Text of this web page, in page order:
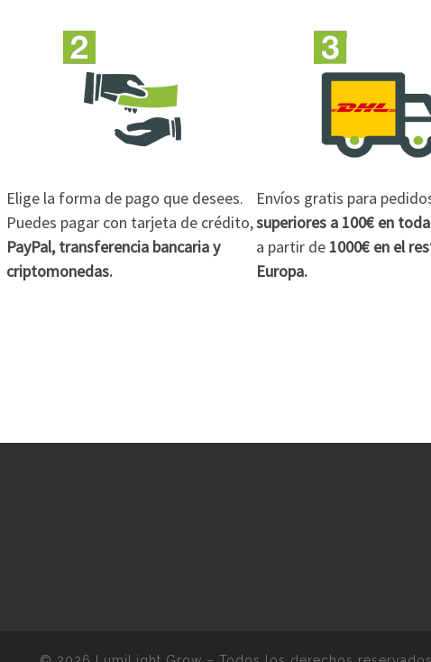
Elige la forma de pago que desees.
Puedes pagar con tarjeta de crédito,
PayPal, transferencia bancaria y
criptomonedas.
Envíos gratis para
superiores a 100€ en
a partir de 1000€ en el
Europa.